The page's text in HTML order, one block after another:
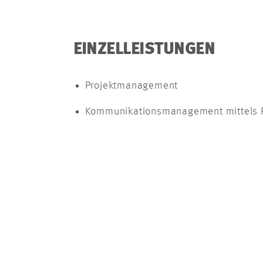
EINZELLEISTUNGEN
Projektmanagement
Kommunikationsmanagement mittels